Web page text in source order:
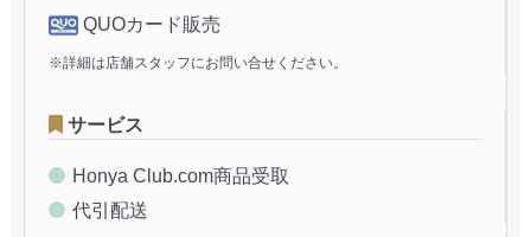
QUOカード販売
※詳細は店舗スタッフにお問い合せください。
サービス
Honya Club.com商品受取
代引配送